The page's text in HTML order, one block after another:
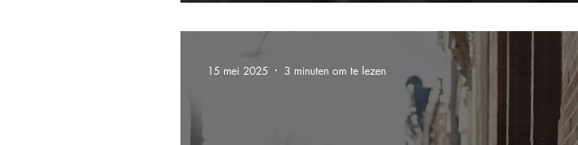
15 mei 2025 3 minuten om te lezen